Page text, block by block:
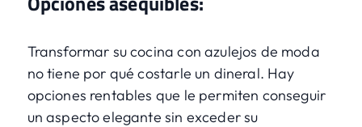
Transformar su cocina con azulejos de moda
no tiene por qué costarle un dineral. Hay
opciones rentables que le permiten conseguir
un aspecto elegante sin exceder su